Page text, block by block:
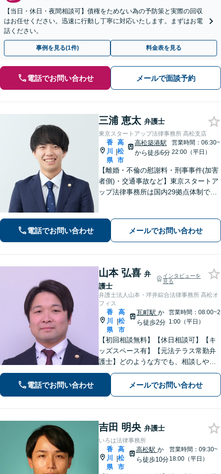
【当日・休日・夜間相談可】債権をためない為の予防策と実際の回収
はお任せください。迅速に行動し丁寧に対応いたします。まずはお電
話ください。
事例を見る(1件) 料金表を見る
電話でお問い合わせ メールで面談予約
三浦 恵太 弁護士
東京スタートアップ法律事務所 高松支店
香
川
県
|
高
松
市
高松築港駅
から徒歩6分
営業時間：06:30~
22:00（平日）
【離婚・不倫の慰謝料・刑事事件(加害
者側)・交通事故など】東京スタートア
ップ法律事務所は国内29拠点体制で全
専門性の高い弁護士が寄り添い解決を
サポートします。
電話でお問い合わせ メールでお問い合わせ
山本 弘喜 弁
護士
インタビューを
見る
弁護士法人山本・坪井綜合法律事務所 高松オ
フィス
香
川
県
|
高
松
市
瓦町駅 か
ら徒歩2分
営業時間：08:00~2
1:00（平日）
【初回相談無料】【休日相談可】【キ
ッズスペース有】【元法テラス常勤弁
護士】どのような方でも、相談しやす
い環境を整えています。依頼者様に寄
り添った対応を心がけています。【離
婚・男女問題】DV被害へ積極的に対
電話でお問い合わせ メールでお問い合わせ
吉田 明央 弁護士
いろは法律事務所
香
川
県
|
高
松
市
高松駅 か
ら徒歩10分
営業時間：09:30~
18:00（平日）